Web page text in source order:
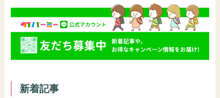
新着記事